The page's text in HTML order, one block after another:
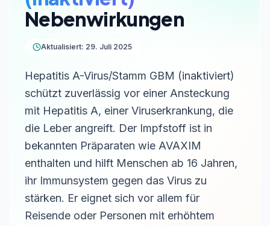
Nebenwirkungen
Aktualisiert: 29. Juli 2025
Hepatitis A-Virus/Stamm GBM (inaktiviert)
schützt zuverlässig vor einer Ansteckung
mit Hepatitis A, einer Viruserkrankung, die
die Leber angreift. Der Impfstoff ist in
bekannten Präparaten wie AVAXIM
enthalten und hilft Menschen ab 16 Jahren,
ihr Immunsystem gegen das Virus zu
stärken. Er eignet sich vor allem für
Reisende oder Personen mit erhöhtem